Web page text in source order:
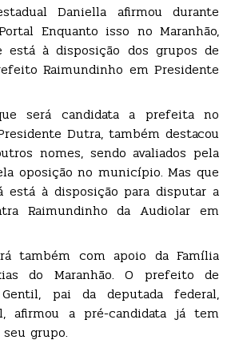
Daniella afirmou durante
Enquanto isso no Maranhão,
está à disposição dos grupos de
Raimundinho em Presidente
será candidata a prefeita no
Dutra, também destacou
nomes, sendo avaliados pela
oposição no município. Mas que
está à disposição para disputar a
Raimundinho da Audiolar em
também com apoio da Família
do Maranhão. O prefeito de
Gentil, pai da deputada federal,
afirmou a pré-candidata já tem
grupo.